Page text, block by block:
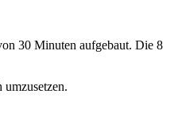
30 Minuten aufgebaut. Die 8